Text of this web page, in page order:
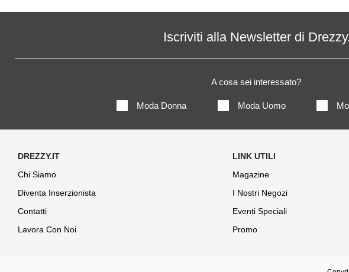
Iscriviti alla Newsletter di
A cosa sei interessato?
Moda Donna Moda Uomo
Chi Siamo
Diventa Inserzionista
Contatti
Lavora Con Noi
Magazine
I Nostri Negozi
Eventi Speciali
Promo